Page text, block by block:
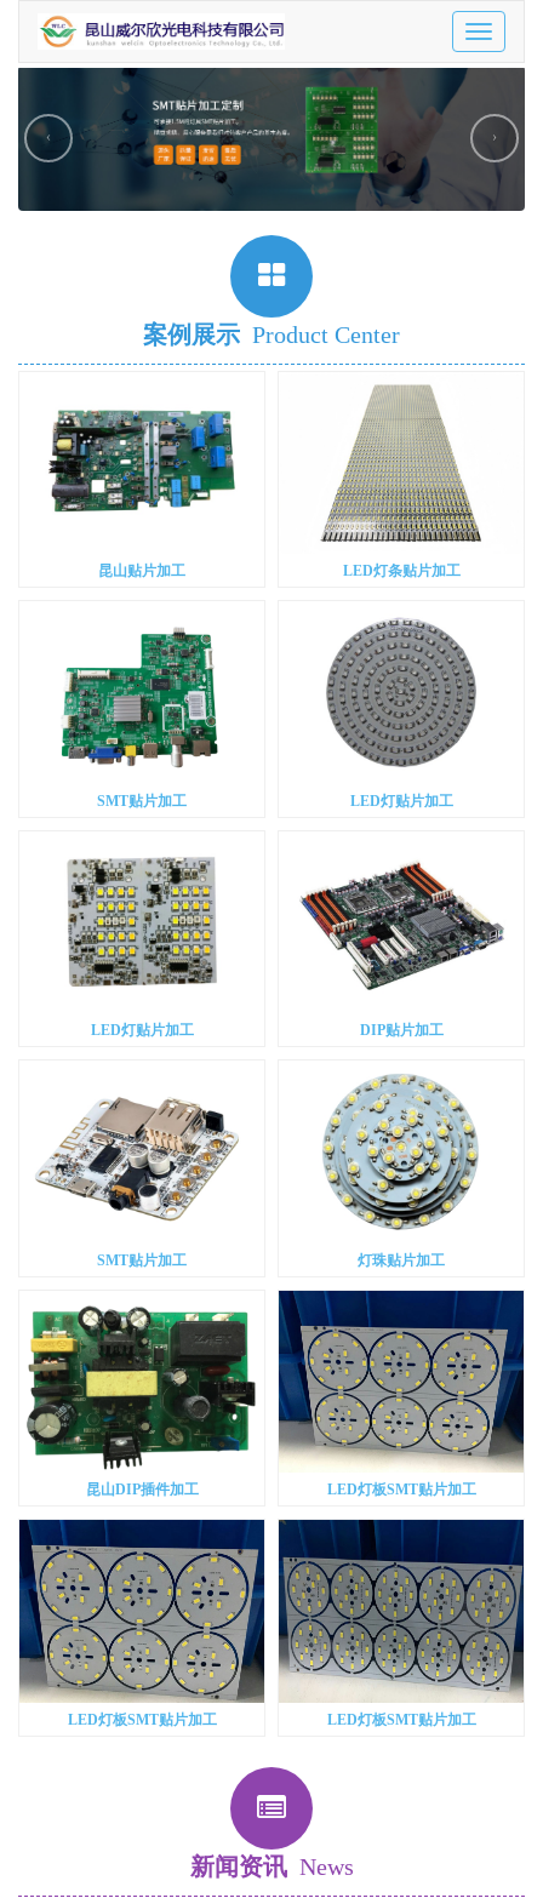
Toggle
‹ ›
案例展示 Product Center
昆山贴片加工 LED灯条贴片加工
SMT贴片加工 LED灯贴片加工
LED灯贴片加工 DIP贴片加工
SMT贴片加工 灯珠贴片加工
昆山DIP插件加工 LED灯板SMT贴片加工
LED灯板SMT贴片加工 LED灯板SMT贴片加工
新闻资讯 News